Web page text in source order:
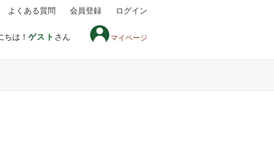
ちは！ゲスト さん マイページ
よくある質問 会員登録 ログイン